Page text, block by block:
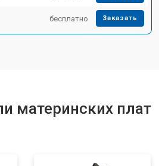
бесплатно Заказать
материнских плат